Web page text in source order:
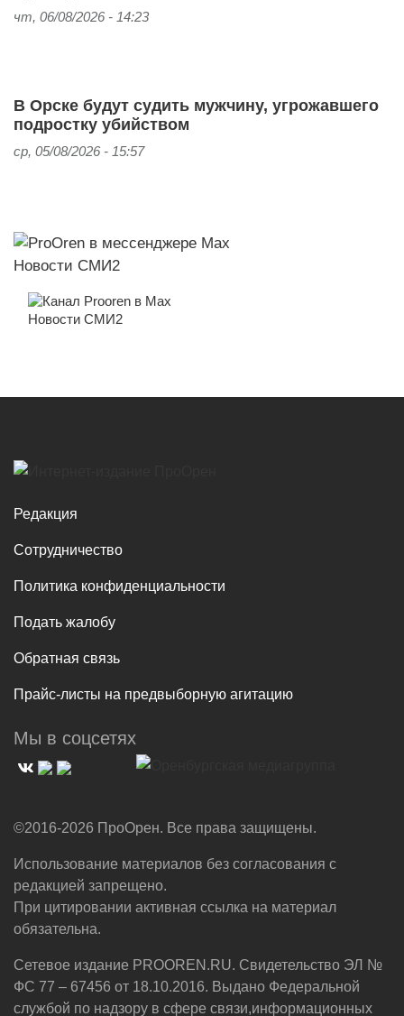
чт, 06/08/2026 - 14:23
В Орске будут судить мужчину, угрожавшего
подростку убийством
ср, 05/08/2026 - 15:57
Новости СМИ2
Новости СМИ2
Редакция
Сотрудничество
Политика конфиденциальности
Подать жалобу
Обратная связь
Прайс-листы на предвыборную агитацию
Мы в соцсетях
©2016-2026 ПроОрен. Все права защищены.
Использование материалов без согласования с
редакцией запрещено.
При цитировании активная ссылка на материал
обязательна.
Сетевое издание PROOREN.RU. Свидетельство ЭЛ №
ФС 77 – 67456 от 18.10.2016. Выдано Федеральной
службой по надзору в сфере связи,информационных